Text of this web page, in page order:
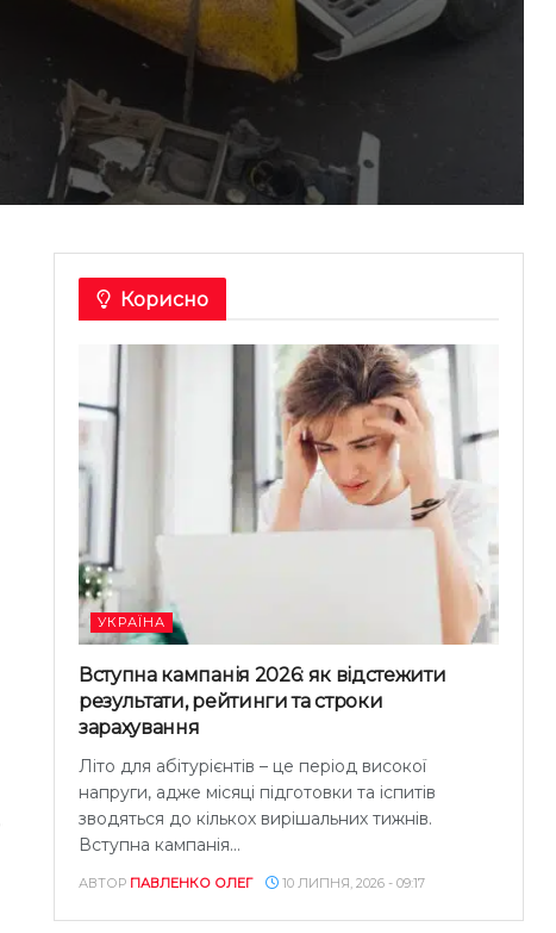
Корисно
УКРАЇНА
Вступна кампанія 2026: як відстежити
результати, рейтинги та строки
зарахування
Літо для абітурієнтів – це період високої
напруги, адже місяці підготовки та іспитів
зводяться до кількох вирішальних тижнів.
Вступна кампанія...
АВТОР ПАВЛЕНКО ОЛЕГ 10 ЛИПНЯ, 2026 - 09:17